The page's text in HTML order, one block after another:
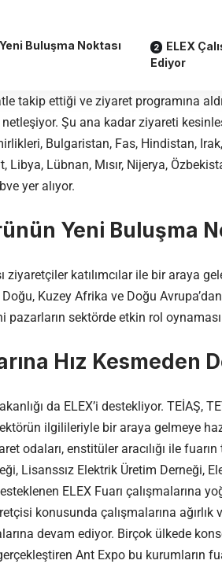
Buluşma Noktası
ELEX
Ediyor
takip ettiği ve ziyaret programına
Şu ana kadar ziyareti
Bulgaristan, Fas, Hindistan,
Libya, Lübnan, Mısır, Nijerya,
yer alıyor.
Yeni Buluşma
ziyaretçiler katılımcılar ile bir araya
Kuzey Afrika ve Doğu
sektörde etkin rol
Hız Kesmeden
da ELEX’i destekliyor. TEİAŞ,
ilgilileriyle bir araya gelmeye
odaları, enstitüler aracılığı ile
Lisanssız Elektrik Üretim Derneği,
ELEX Fuarı çalışmalarına
konusunda çalışmalarına
devam ediyor. Birçok ülkede
Ant Expo bu kurumların